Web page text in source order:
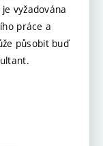
vyžadována
práce a
působit buď